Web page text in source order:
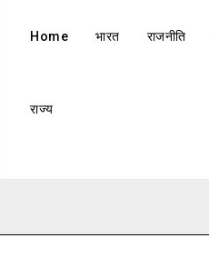
Home भारत राजनीति
राज्य